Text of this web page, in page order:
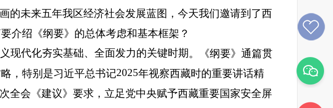
的未来五年我区经济社会发展蓝图，今天我们邀请到了西
介绍《纲要》的总体考虑和基本框架？
现代化夯实基础、全面发力的关键时期。《纲要》通篇贯
，特别是习近平总书记2025年视察西藏时的重要讲话精
全会《建议》要求，立足党中央赋予西藏重要国家安全屏